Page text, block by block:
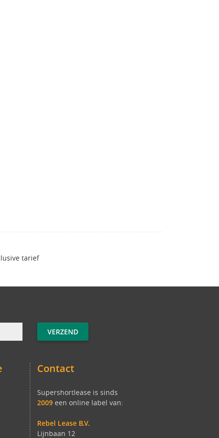
tarief
Contact
Supershortlease is sinds
2009 een online label van:
Rebel Lease B.V.
Lijnbaan 12